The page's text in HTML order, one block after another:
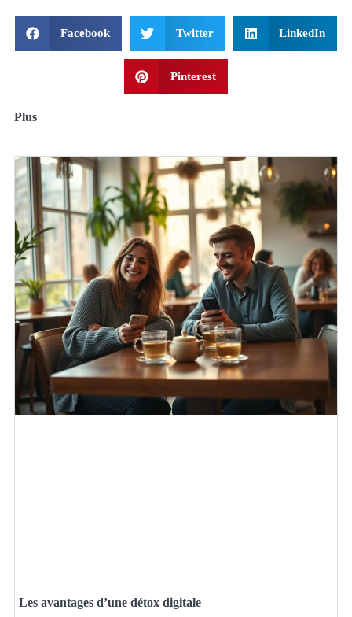
Facebook Twitter LinkedIn
Pinterest
Plus
Les avantages d’une détox digitale